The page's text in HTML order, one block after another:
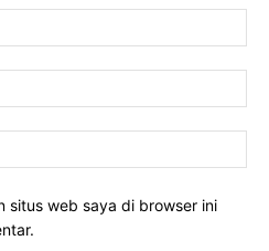
situs web saya di browser ini